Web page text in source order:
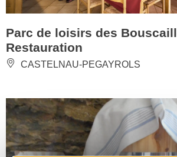
Parc de loisirs des
Restauration
CASTELNAU-PEGAYROLS